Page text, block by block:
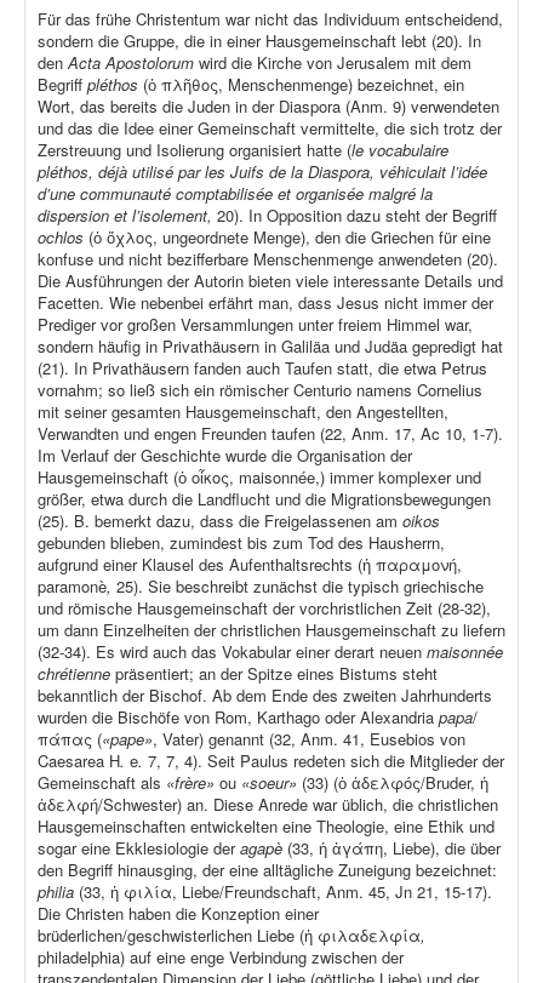
Für das frühe Christentum war nicht das Individuum entscheidend,
sondern die Gruppe, die in einer Hausgemeinschaft lebt (20). In
denActa Apostolorum wird die Kirche von Jerusalem mit dem
Begriff pléthos (ὁ πλῆθος, Menschenmenge) bezeichnet, ein
Wort, das bereits die Juden in der Diaspora (Anm. 9) verwendeten
und das die Idee einer Gemeinschaft vermittelte, die sich trotz der
Zerstreuung und Isolierung organisiert hatte (le vocabulaire
pléthos, déjà utilisé par les Juifs de la Diaspora, véhiculait l’idée
d’une communauté comptabilisée et organisée malgré la
dispersion et l’isolement, 20). In Opposition dazu steht der Begriff
ochlos (ὁ ὄχλος, ungeordnete Menge), den die Griechen für eine
konfuse und nicht bezifferbare Menschenmenge anwendeten (20).
Die Ausführungen der Autorin bieten viele interessante Details und
Facetten. Wie nebenbei erfährt man, dass Jesus nicht immer der
Prediger vor großen Versammlungen unter freiem Himmel war,
sondern häufig in Privathäusern in Galiläa und Judäa gepredigt hat
(21). In Privathäusern fanden auch Taufen statt, die etwa Petrus
vornahm; so ließ sich ein römischer Centurio namens Cornelius
mit seiner gesamten Hausgemeinschaft, den Angestellten,
Verwandten und engen Freunden taufen (22, Anm. 17, Ac 10, 1-7).
Im Verlauf der Geschichte wurde die Organisation der
Hausgemeinschaft (ὁ οἶκος, maisonnée,) immer komplexer und
größer, etwa durch die Landflucht und die Migrationsbewegungen
(25). B. bemerkt dazu, dass die Freigelassenen am oikos
gebunden blieben, zumindest bis zum Tod des Hausherrn,
aufgrund einer Klausel des Aufenthaltsrechts (ἡ παραμονή,
paramonè, 25). Sie beschreibt zunächst die typisch griechische
und römische Hausgemeinschaft der vorchristlichen Zeit (28-32),
um dann Einzelheiten der christlichen Hausgemeinschaft zu liefern
(32-34). Es wird auch das Vokabular einer derart neuen maisonnée
chrétienne präsentiert; an der Spitze eines Bistums steht
bekanntlich der Bischof. Ab dem Ende des zweiten Jahrhunderts
wurden die Bischöfe von Rom, Karthago oder Alexandria papa/
πάπας («pape», Vater) genannt (32, Anm. 41, Eusebios von
Caesarea H. e. 7, 7, 4). Seit Paulus redeten sich die Mitglieder der
Gemeinschaft als «frère» ou «soeur» (33) (ὁ ἀδελφός/Bruder, ἡ
ἀδελφή/Schwester) an. Diese Anrede war üblich, die christlichen
Hausgemeinschaften entwickelten eine Theologie, eine Ethik und
sogar eine Ekklesiologie deragapè (33, ἡ ἀγάπη, Liebe), die über
den Begriff hinausging, der eine alltägliche Zuneigung bezeichnet:
philia (33, ἡ φιλία, Liebe/Freundschaft, Anm. 45, Jn 21, 15-17).
Die Christen haben die Konzeption einer
brüderlichen/geschwisterlichen Liebe (ἡ φιλαδελφία,
philadelphia) auf eine enge Verbindung zwischen der